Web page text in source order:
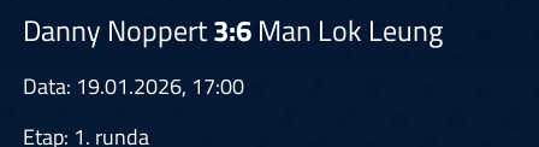
Danny Noppert3:6Man Lok Leung
Data: 19.01.2026, 17:00
Etap: 1. runda